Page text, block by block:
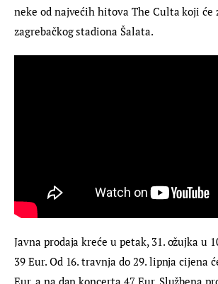
neke od najvećih hitova The Culta koji će
zagrebačkog stadiona Šalata.
Javna prodaja kreće u petak, 31. ožujka u
39 Eur. Od 16. travnja do 29. lipnja cijena